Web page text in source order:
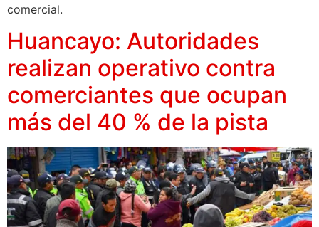
comercial.
Huancayo: Autoridades
realizan operativo contra
comerciantes que ocupan
más del 40 % de la pista